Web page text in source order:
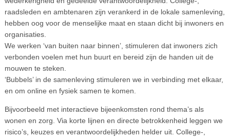
raadsleden en ambtenaren zijn verankerd in de lokale samenleving,
hebben oog voor de menselijke maat en staan dicht bij inwoners en
organisaties.
We werken ‘van buiten naar binnen’, stimuleren dat inwoners zich
verbonden voelen met hun buurt en bereid zijn de handen uit de
mouwen te steken.
‘Bubbels’ in de samenleving stimuleren we in verbinding met elkaar,
en om online en fysiek samen te komen.
Bijvoorbeeld met interactieve bijeenkomsten rond thema’s als
wonen en zorg. Via korte lijnen en directe betrokkenheid leggen we
risico’s, keuzes en verantwoordelijkheden helder uit. College-,